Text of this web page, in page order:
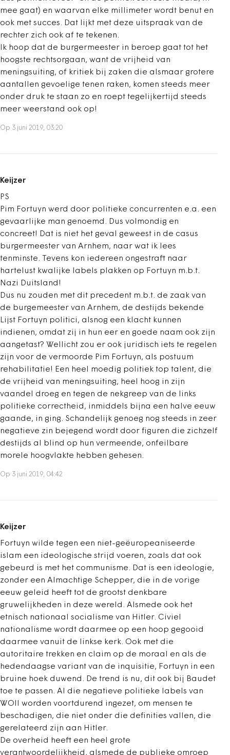
mee gaat) en waarvan elke millimeter wordt benut en
ook met succes. Dat lijkt met deze uitspraak van de
rechter zich ook af te tekenen.
Ik hoop dat de burgermeester in beroep gaat tot het
hoogste rechtsorgaan, want de vrijheid van
meningsuiting, of kritiek bij zaken die alsmaar grotere
aantallen gevoelige tenen raken, komen steeds meer
onder druk te staan zo en roept tegelijkertijd steeds
meer weerstand ook op!
Op 3 juni 2019, 03:20
Keijzer
PS
Pim Fortuyn werd door politieke concurrenten e.a. een
gevaarlijke man genoemd. Dus volmondig en
concreet! Dat is niet het geval geweest in de casus
burgermeester van Arnhem, naar wat ik lees
tenminste. Tevens kon iedereen ongestraft naar
hartelust kwalijke labels plakken op Fortuyn m.b.t.
Nazi Duitsland!
Dus nu zouden met dit precedent m.b.t. de zaak van
de burgemeester van Arnhem, de destijds bekende
Lijst Fortuyn politici, alsnog een klacht kunnen
indienen, omdat zij in hun eer en goede naam ook zijn
aangetast? Wellicht zou er ook juridisch iets te regelen
zijn voor de vermoorde Pim Fortuyn, als postuum
rehabilitatie! Een heel moedig politiek top talent, die
de vrijheid van meningsuiting, heel hoog in zijn
vaandel droeg en tegen de nekgreep van de links
politieke correctheid, inmiddels bijna een halve eeuw
gaande, in ging. Schandelijk genoeg nog steeds in zeer
negatieve zin bejegend wordt door figuren die zichzelf
destijds al blind op hun vermeende, onfeilbare
morele hoogvlakte hebben gehesen.
Op 3 juni 2019, 04:42
Keijzer
Fortuyn wilde tegen een niet-geëuropeaniseerde
islam een ideologische strijd voeren, zoals dat ook
gebeurd is met het communisme. Dat is een ideologie,
zonder een Almachtige Schepper, die in de vorige
eeuw geleid heeft tot de grootst denkbare
gruwelijkheden in deze wereld. Alsmede ook het
etnisch nationaal socialisme van Hitler. Civiel
nationalisme wordt daarmee op een hoop gegooid
daarmee vanuit de linkse kerk. Ook met die
autoritaire trekken en claim op de moraal en als de
hedendaagse variant van de inquisitie, Fortuyn in een
bruine hoek duwend. De trend is nu, dit ook bij Baudet
toe te passen. Al die negatieve politieke labels van
WOII worden voortdurend ingezet, om mensen te
beschadigen, die niet onder die definities vallen, die
gerelateerd zijn aan Hitler.
De overheid heeft een heel grote
verantwoordelijkheid, alsmede de publieke omroep